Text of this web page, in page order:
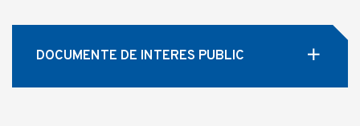
DOCUMENTE DE INTERES PUBLIC